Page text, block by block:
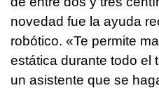
novedad fue la ayuda
robótico. «Te permite
estática durante todo el
un asistente que se